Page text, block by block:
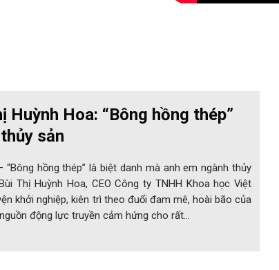
Huỳnh Hoa: “Bông hồng thép”
sản
“Bông hồng thép” là biệt danh mà anh em ngành thủy
Thị Huỳnh Hoa, CEO Công ty TNHH Khoa học Việt
khởi nghiệp, kiên trì theo đuổi đam mê, hoài bão của
động lực truyền cảm hứng cho rất…